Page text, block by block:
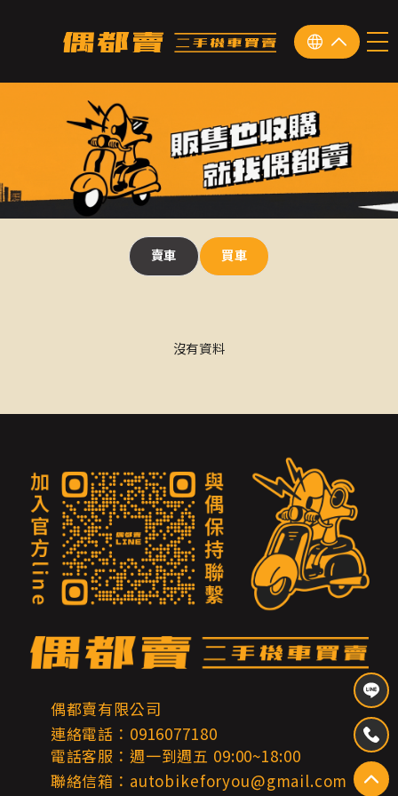
賣車 買車
沒有資料
偶都賣有限公司
連絡電話：0916077180
電話客服：週一到週五 09:00~18:00
聯絡信箱：autobikeforyou@gmail.com